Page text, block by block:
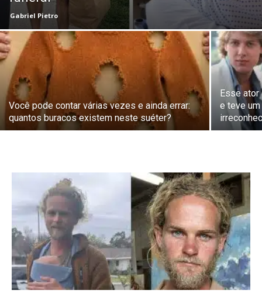
Gabriel Pietro
Você pode contar várias vezes e ainda errar:
quantos buracos existem neste suéter?
Esse ator
e teve